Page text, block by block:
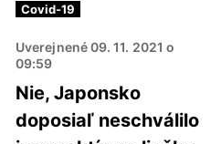
Covid-19
Uverejnené 09. 11. 2021 o
09:59
Nie, Japonsko
doposiaľ neschválilo